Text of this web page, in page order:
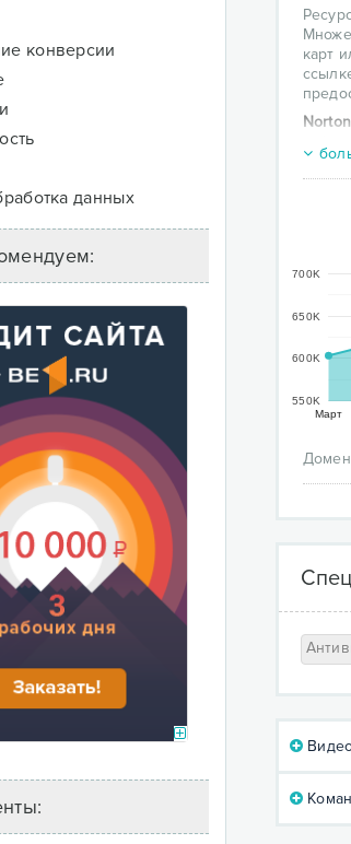
конверсии
данных
карт
Март
550K
600K
650K
700K
Домен